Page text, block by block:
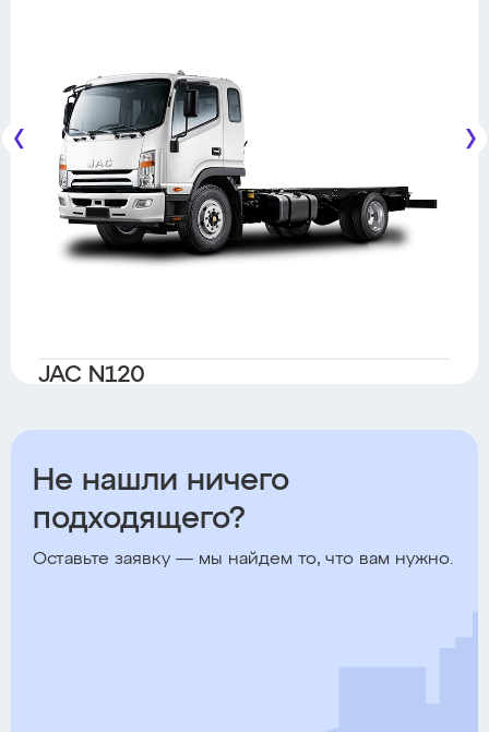
JAC N120
Не нашли ничего
подходящего?
Оставьте заявку — мы найдем то, что вам нужно.